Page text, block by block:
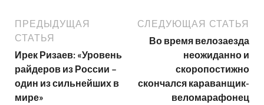
ПРЕДЫДУЩАЯ
СТАТЬЯ
Ирек Ризаев: «Уровень
райдеров из России –
один из сильнейших в
мире»
СЛЕДУЮЩАЯ СТАТЬЯ
Во время велозаезда
неожиданно и
скоропостижно
скончался караванщик-
веломарафонец